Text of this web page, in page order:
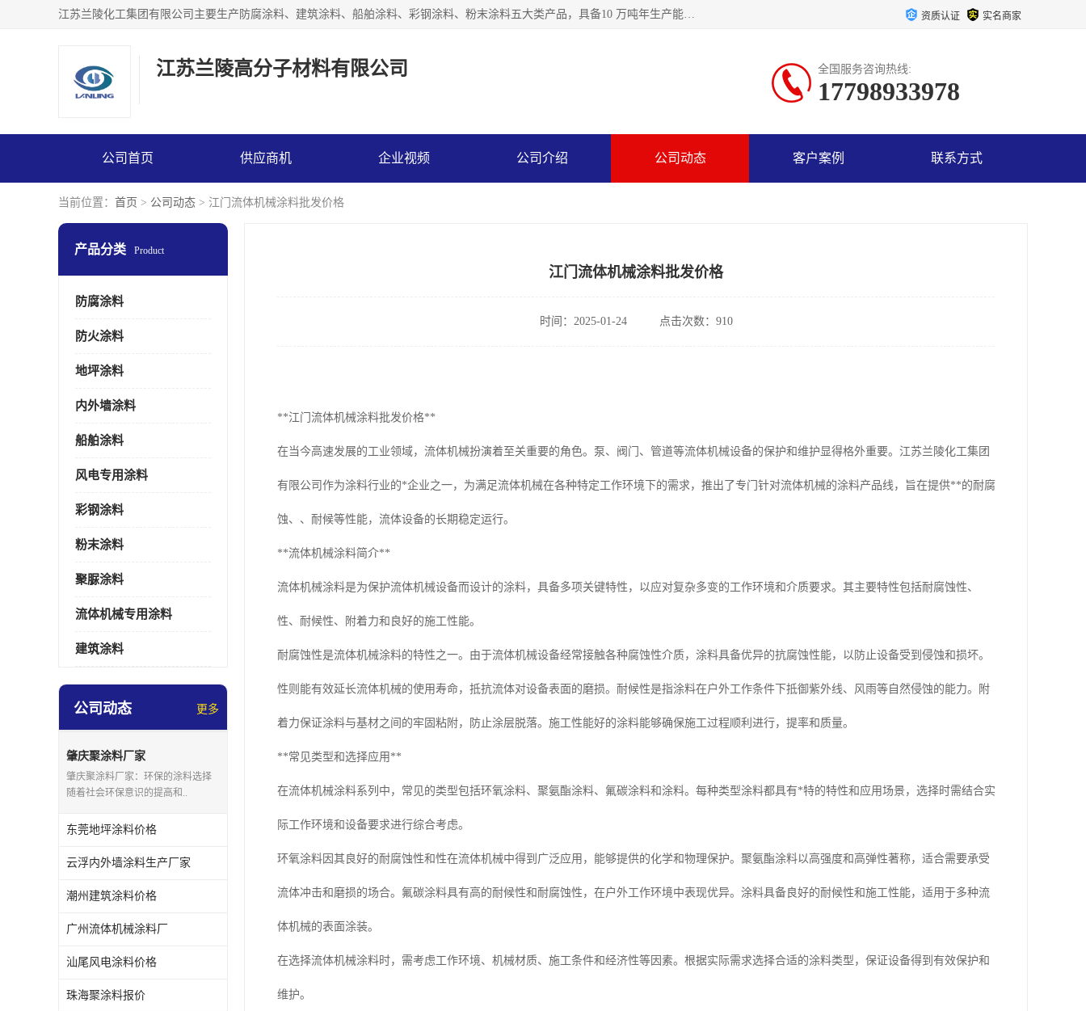
江苏兰陵化工集团有限公司主要生产防腐涂料、建筑涂料、船舶涂料、彩钢涂料、粉末涂料五大类产品，具备10 万吨年生产能力，可以提供优质精良的涂装施工服务，产品广销全国各地，大量出口亚非欧及拉美等国家。 资质认证 实名商家
江苏兰陵高分子材料有限公司 全国服务咨询热线:
17798933978
公司首页 供应商机 企业视频 公司介绍 公司动态 客户案例 联系方式
当前位置： 首页 > 公司动态 > 江门流体机械涂料批发价格
产品分类 Product
防腐涂料
防火涂料
地坪涂料
内外墙涂料
船舶涂料
风电专用涂料
彩钢涂料
粉末涂料
聚脲涂料
流体机械专用涂料
建筑涂料
公司动态 更多
肇庆聚涂料厂家
肇庆聚涂料厂家：环保的涂料选择
随着社会环保意识的提高和..
东莞地坪涂料价格
云浮内外墙涂料生产厂家
潮州建筑涂料价格
广州流体机械涂料厂
汕尾风电涂料价格
珠海聚涂料报价
江门流体机械涂料批发价格
时间：2025-01-24 点击次数：910
**江门流体机械涂料批发价格**
在当今高速发展的工业领域，流体机械扮演着至关重要的角色。泵、阀门、管道等流体机械设备的保护和维护显得格外重要。江苏兰陵化工集团
有限公司作为涂料行业的*企业之一，为满足流体机械在各种特定工作环境下的需求，推出了专门针对流体机械的涂料产品线，旨在提供**的耐腐
蚀、、耐候等性能，流体设备的长期稳定运行。
**流体机械涂料简介**
流体机械涂料是为保护流体机械设备而设计的涂料，具备多项关键特性，以应对复杂多变的工作环境和介质要求。其主要特性包括耐腐蚀性、
性、耐候性、附着力和良好的施工性能。
耐腐蚀性是流体机械涂料的特性之一。由于流体机械设备经常接触各种腐蚀性介质，涂料具备优异的抗腐蚀性能，以防止设备受到侵蚀和损坏。
性则能有效延长流体机械的使用寿命，抵抗流体对设备表面的磨损。耐候性是指涂料在户外工作条件下抵御紫外线、风雨等自然侵蚀的能力。附
着力保证涂料与基材之间的牢固粘附，防止涂层脱落。施工性能好的涂料能够确保施工过程顺利进行，提率和质量。
**常见类型和选择应用**
在流体机械涂料系列中，常见的类型包括环氧涂料、聚氨酯涂料、氟碳涂料和涂料。每种类型涂料都具有*特的特性和应用场景，选择时需结合实
际工作环境和设备要求进行综合考虑。
环氧涂料因其良好的耐腐蚀性和性在流体机械中得到广泛应用，能够提供的化学和物理保护。聚氨酯涂料以高强度和高弹性著称，适合需要承受
流体冲击和磨损的场合。氟碳涂料具有高的耐候性和耐腐蚀性，在户外工作环境中表现优异。涂料具备良好的耐候性和施工性能，适用于多种流
体机械的表面涂装。
在选择流体机械涂料时，需考虑工作环境、机械材质、施工条件和经济性等因素。根据实际需求选择合适的涂料类型，保证设备得到有效保护和
维护。